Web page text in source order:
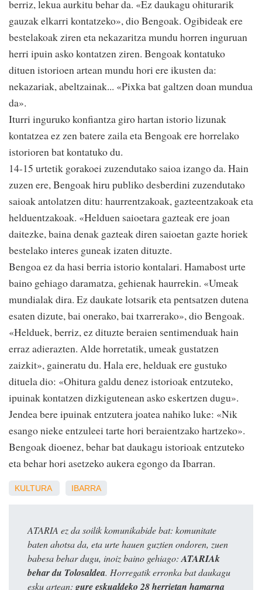
berriz, lekua aurkitu behar da. «Ez daukagu ohiturarik
gauzak elkarri kontatzeko», dio Bengoak. Ogibideak ere
bestelakoak ziren eta nekazaritza mundu horren inguruan
herri ipuin asko kontatzen ziren. Bengoak kontatuko
dituen istorioen artean mundu hori ere ikusten da:
nekazariak, abeltzainak... «Pixka bat galtzen doan mundua
da».
Iturri inguruko konfiantza giro hartan istorio lizunak
kontatzea ez zen batere zaila eta Bengoak ere horrelako
istorioren bat kontatuko du.
14-15 urtetik gorakoei zuzendutako saioa izango da. Hain
zuzen ere, Bengoak hiru publiko desberdini zuzendutako
saioak antolatzen ditu: haurrentzakoak, gazteentzakoak eta
helduentzakoak. «Helduen saioetara gazteak ere joan
daitezke, baina denak gazteak diren saioetan gazte horiek
bestelako interes guneak izaten dituzte.
Bengoa ez da hasi berria istorio kontalari. Hamabost urte
baino gehiago daramatza, gehienak haurrekin. «Umeak
mundialak dira. Ez daukate lotsarik eta pentsatzen dutena
esaten dizute, bai onerako, bai txarrerako», dio Bengoak.
«Helduek, berriz, ez dituzte beraien sentimenduak hain
erraz adierazten. Alde horretatik, umeak gustatzen
zaizkit», gaineratu du. Hala ere, helduak ere gustuko
dituela dio: «Ohitura galdu denez istorioak entzuteko,
ipuinak kontatzen dizkigutenean asko eskertzen dugu».
Jendea bere ipuinak entzutera joatea nahiko luke: «Nik
esango nieke entzuleei tarte hori beraientzako hartzeko».
Bengoak dioenez, behar bat daukagu istorioak entzuteko
eta behar hori asetzeko aukera egongo da Ibarran.
KULTURA IBARRA
ATARIA ez da soilik komunikabide bat: komunitate
baten ahotsa da, eta urte hauen guztien ondoren, zuen
babesa behar dugu, inoiz baino gehiago:ATARIAk
behar du Tolosaldea. Horregatik erronka bat daukagu
esku artean: gure eskualdeko 28 herrietan hamarna